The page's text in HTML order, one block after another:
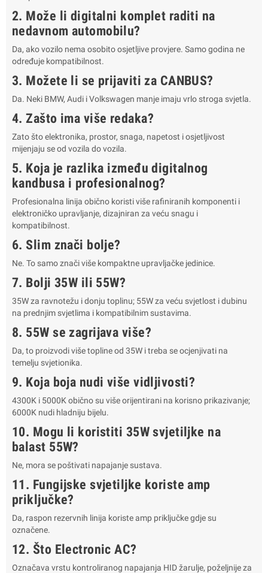
2. Može li digitalni komplet raditi na
nedavnom automobilu?
Da, ako vozilo nema osobito osjetljive provjere. Samo godina ne
određuje kompatibilnost.
3. Možete li se prijaviti za CANBUS?
Da. Neki BMW, Audi i Volkswagen manje imaju vrlo stroga svjetla.
4. Zašto ima više redaka?
Zato što elektronika, prostor, snaga, napetost i osjetljivost
mijenjaju se od vozila do vozila.
5. Koja je razlika između digitalnog
kandbusa i profesionalnog?
Profesionalna linija obično koristi više rafiniranih komponenti i
elektroničko upravljanje, dizajniran za veću snagu i
kompatibilnost.
6. Slim znači bolje?
Ne. To samo znači više kompaktne upravljačke jedinice.
7. Bolji 35W ili 55W?
35W za ravnotežu i donju toplinu; 55W za veću svjetlost i dubinu
na prednjim svjetlima i kompatibilnim sustavima.
8. 55W se zagrijava više?
Da, to proizvodi više topline od 35W i treba se ocjenjivati na
temelju svjetionika.
9. Koja boja nudi više vidljivosti?
4300K i 5000K obično su više orijentirani na korisno prikazivanje;
6000K nudi hladniju bijelu.
10. Mogu li koristiti 35W svjetiljke na
balast 55W?
Ne, mora se poštivati napajanje sustava.
11. Fungijske svjetiljke koriste amp
priključke?
Da, raspon rezervnih linija koriste amp priključke gdje su
označene.
12. Što Electronic AC?
Označava vrstu kontroliranog napajanja HID žarulje, poželjnije za